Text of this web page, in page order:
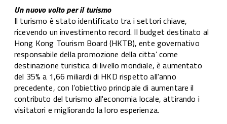
Un nuovo volto per il turismo
Il turismo è stato identificato tra i settori chiave,
ricevendo un investimento record. Il budget destinato al
Hong Kong Tourism Board (HKTB), ente governativo
responsabile della promozione della citta’ come
destinazione turistica di livello mondiale, è aumentato
del 35% a 1,66 miliardi di HKD rispetto all'anno
precedente, con l’obiettivo principale di aumentare il
contributo del turismo all'economia locale, attirando i
visitatori e migliorando la loro esperienza.